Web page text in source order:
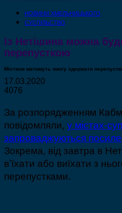
НОВИНИ ХМЕЛЬНИЦЬКОГО
СУСПІЛЬСТВО
Із Нетішина можна
перепусткою
Містяни матимуть змогу одержати
17.03.2020
4076
За розпорядженням
повідомляли, у містах-
запроваджуються
Зокрема, від завтра в
в’їхати або виїхати з
перепустками.